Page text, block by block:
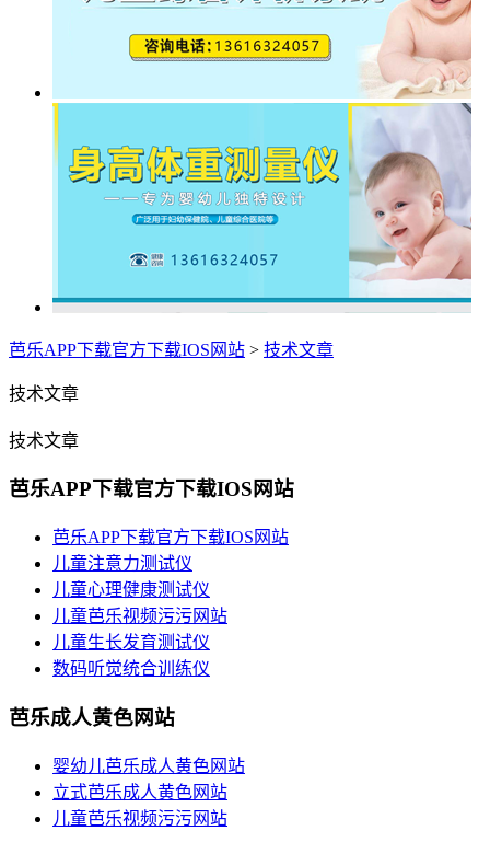
芭乐APP下载官方下载IOS网站 > 技术文章
技术文章
技术文章
芭乐APP下载官方下载IOS网站
芭乐APP下载官方下载IOS网站
儿童注意力测试仪
儿童心理健康测试仪
儿童芭乐视频污污网站
儿童生长发育测试仪
数码听觉统合训练仪
芭乐成人黄色网站
婴幼儿芭乐成人黄色网站
立式芭乐成人黄色网站
儿童芭乐视频污污网站